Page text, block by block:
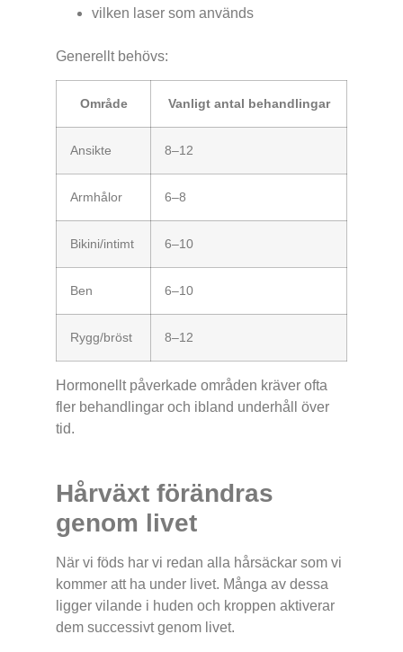
vilken laser som används
Generellt behövs:
Område Vanligt antal behandlingar
Ansikte 8–12
Armhålor 6–8
Bikini/intimt 6–10
Ben 6–10
Rygg/bröst 8–12
Hormonellt påverkade områden kräver ofta
fler behandlingar och ibland underhåll över
tid.
Hårväxt förändras
genom livet
När vi föds har vi redan alla hårsäckar som vi
kommer att ha under livet. Många av dessa
ligger vilande i huden och kroppen aktiverar
dem successivt genom livet.